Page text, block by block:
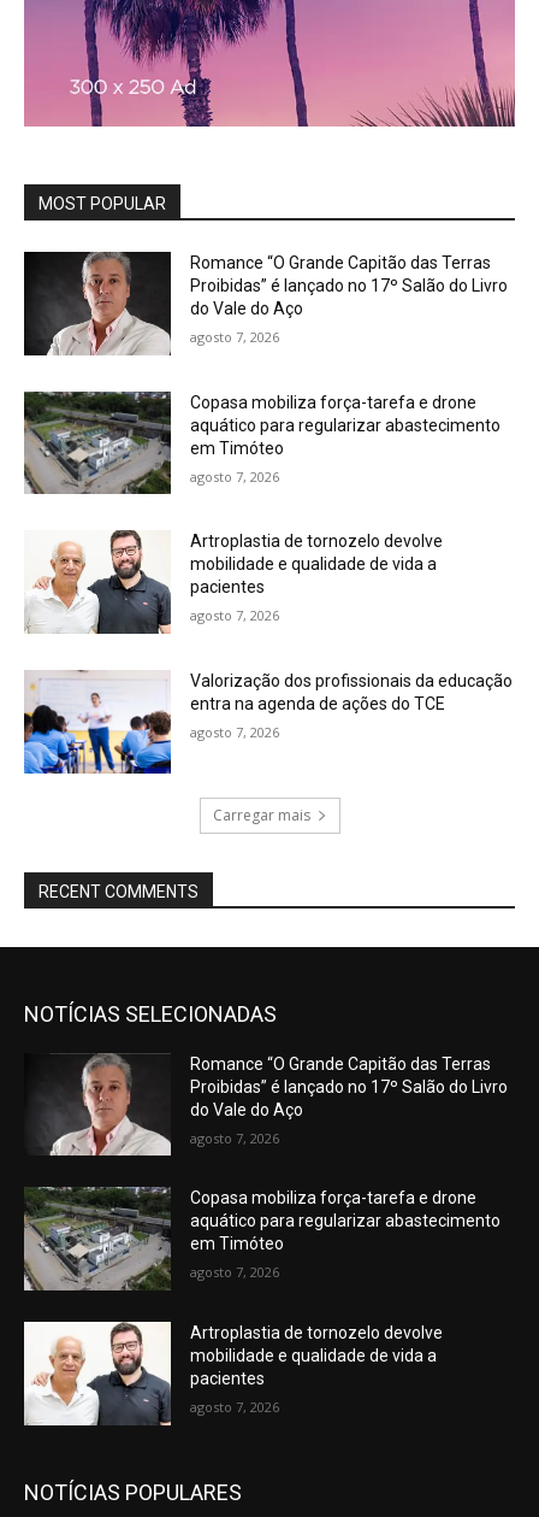
MOST POPULAR
Romance “O Grande Capitão das Terras
Proibidas” é lançado no 17º Salão do Livro
do Vale do Aço
agosto 7, 2026
Copasa mobiliza força-tarefa e drone
aquático para regularizar abastecimento
em Timóteo
agosto 7, 2026
Artroplastia de tornozelo devolve
mobilidade e qualidade de vida a
pacientes
agosto 7, 2026
Valorização dos profissionais da educação
entra na agenda de ações do TCE
agosto 7, 2026
Carregar mais
RECENT COMMENTS
NOTÍCIAS SELECIONADAS
Romance “O Grande Capitão das Terras
Proibidas” é lançado no 17º Salão do Livro
do Vale do Aço
agosto 7, 2026
Copasa mobiliza força-tarefa e drone
aquático para regularizar abastecimento
em Timóteo
agosto 7, 2026
Artroplastia de tornozelo devolve
mobilidade e qualidade de vida a
pacientes
agosto 7, 2026
NOTÍCIAS POPULARES